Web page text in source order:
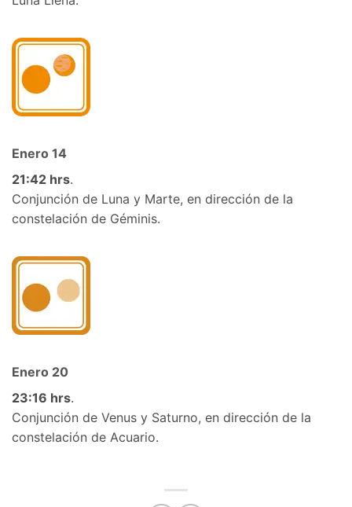
Enero 14
21:42 hrs.
Conjunción de Luna y Marte, en dirección de la
constelación de Géminis.
Enero 20
23:16 hrs.
Conjunción de Venus y Saturno, en dirección de la
constelación de Acuario.